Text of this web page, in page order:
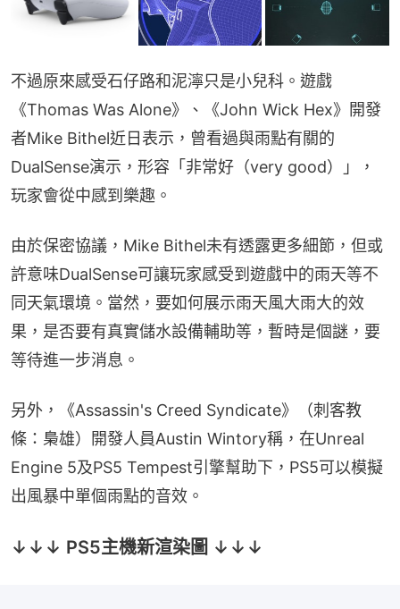
不過原來感受石仔路和泥濘只是小兒科。遊戲
《Thomas Was Alone》、《John Wick Hex》開發
者Mike Bithel近日表示，曾看過與雨點有關的
DualSense演示，形容「非常好（very good）」，
玩家會從中感到樂趣。
由於保密協議，Mike Bithel未有透露更多細節，但或
許意味DualSense可讓玩家感受到遊戲中的雨天等不
同天氣環境。當然，要如何展示雨天風大雨大的效
果，是否要有真實儲水設備輔助等，暫時是個謎，要
等待進一步消息。
另外，《Assassin's Creed Syndicate》（刺客教
條：梟雄）開發人員Austin Wintory稱，在Unreal
Engine 5及PS5 Tempest引擎幫助下，PS5可以模擬
出風暴中單個雨點的音效。
↓↓↓ PS5主機新渲染圖 ↓↓↓